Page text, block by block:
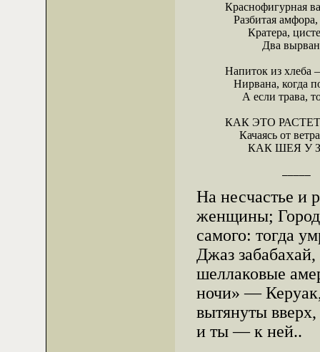
Краснофигурная
Разбитая
Кратера,
Два
Напиток из хлеба
Нирвана, когда
А если трава,
КАК ЭТО
Качаясь от
КАК ШЕЯ
На несчастье и
женщины;
самого: тогда
Джаз
шеллаковые
ночи» —
вытянуты
и ты — к ней..